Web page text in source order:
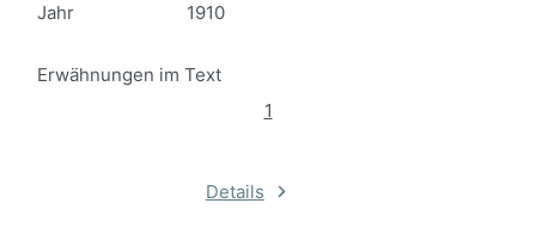
Jahr 1910
Erwähnungen im Text
1
Details